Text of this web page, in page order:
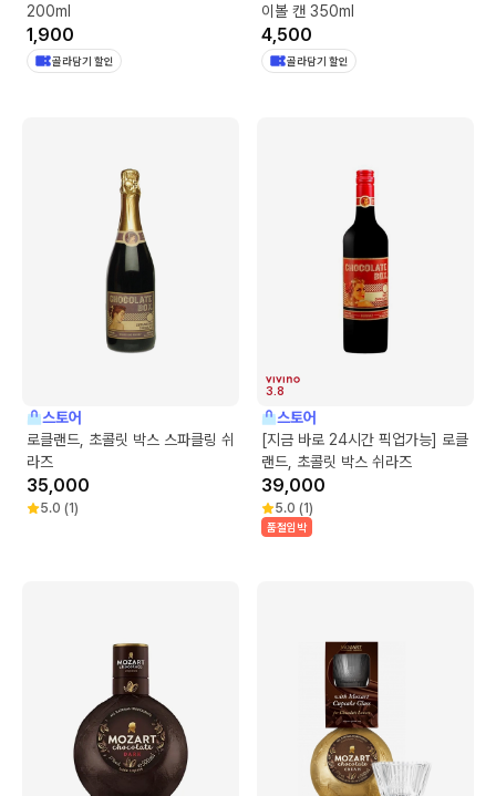
200ml
1,900
골라담기 할인
이볼 캔 350ml
4,500
골라담기 할인
스토어
로클랜드, 초콜릿 박스 스파클링 쉬
라즈
35,000
5.0 (1)
3.8
스토어
[지금 바로 24시간 픽업가능] 로클
랜드, 초콜릿 박스 쉬라즈
39,000
5.0 (1)
품절임박